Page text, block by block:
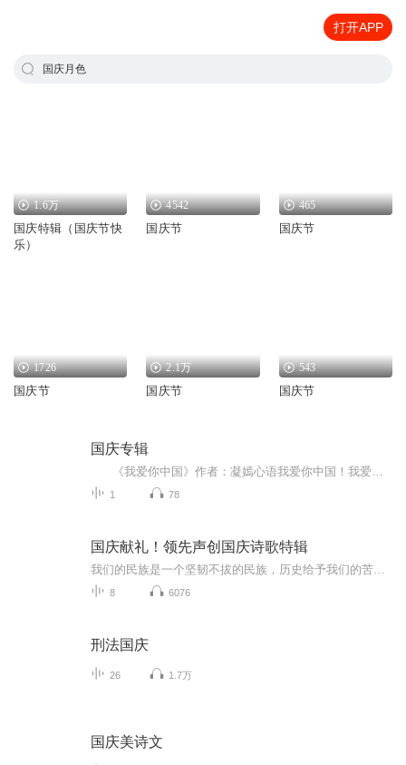
打开APP
国庆月色
1.6万
国庆特辑（国庆节快
乐）
4542
国庆节
465
国庆节
1726
国庆节
2.1万
国庆节
543
国庆节
国庆专辑
1 78
国庆献礼！领先声创国庆诗歌特辑
8 6076
刑法国庆
26 1.7万
国庆美诗文